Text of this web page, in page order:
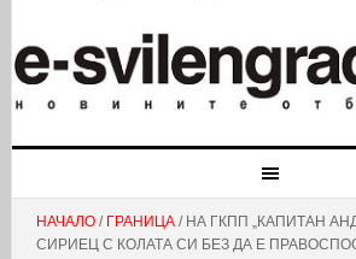
НАЧАЛО/ ГРАНИЦА/ НА ГКПП „КАПИТАН
СИРИЕЦ С КОЛАТА СИ БЕЗ ДА Е